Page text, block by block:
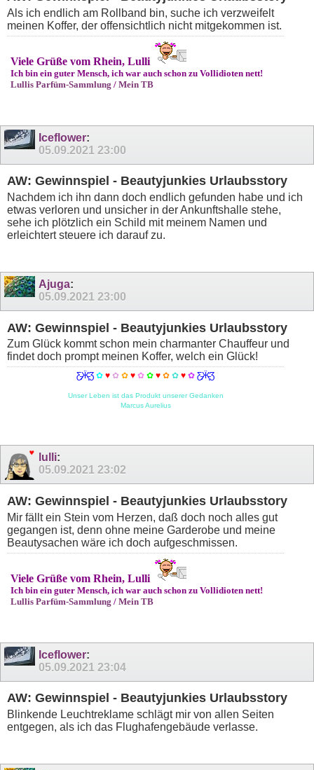
Als ich endlich am Rollband bin, suche ich verzweifelt
meinen Koffer, der offensichtlich nicht mitgekommen ist.
Viele Grüße vom Rhein, Lulli
Ich bin ein guter Mensch, ich war auch schon zu Vollidioten nett!
Lullis Parfüm-Sammlung / Mein TB
Iceflower:
05.09.2021 23:00
AW: Gewinnspiel - Beautyjunkies Urlaubsstory
Nachdem ich ihn dann doch endlich gefunden habe und ich
etwas verloren und unsicher in der Ankunftshalle stehe,
sehe ich plötzlich ein Schild mit meinem Namen und
erleichtert steuere ich darauf zu.
Ajuga:
05.09.2021 23:00
AW: Gewinnspiel - Beautyjunkies Urlaubsstory
Zum Glück kommt schon mein charmanter Chauffeur und
findet doch prompt meinen Koffer, welch ein Glück!
Ƹ̵̡Ӝ̵̨̄Ʒ ✿♥✿ ✿ ♥✿✿♥✿✿♥✿Ƹ̵̡Ӝ̵̨̄Ʒ
Unser Leben ist das Produkt unserer Gedanken
Marcus Aurelius
lulli:
05.09.2021 23:02
AW: Gewinnspiel - Beautyjunkies Urlaubsstory
Mir fällt ein Stein vom Herzen, daß doch noch alles gut
gegangen ist, denn ohne meine Garderobe und meine
Beautysachen wäre ich doch aufgeschmissen.
Viele Grüße vom Rhein, Lulli
Ich bin ein guter Mensch, ich war auch schon zu Vollidioten nett!
Lullis Parfüm-Sammlung / Mein TB
Iceflower:
05.09.2021 23:04
AW: Gewinnspiel - Beautyjunkies Urlaubsstory
Blinkende Leuchtreklame schlägt mir von allen Seiten
entgegen, als ich das Flughafengebäude verlasse.